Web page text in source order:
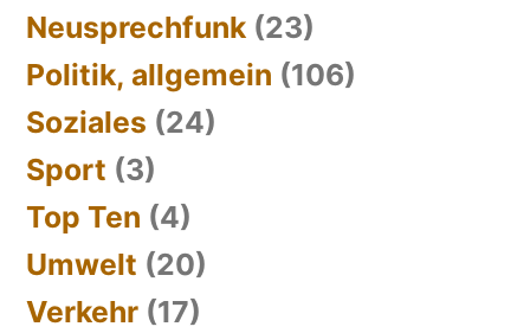
Neusprechfunk (23)
Politik, allgemein (106)
Soziales (24)
Sport (3)
Top Ten (4)
Umwelt (20)
Verkehr (17)